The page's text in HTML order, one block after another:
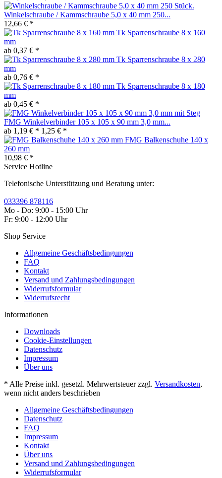
Winkelschraube / Kammschraube 5,0 x 40 mm 250...
12,66 € *
Tk Sparrenschraube 8 x 160
mm
ab 0,37 € *
Tk Sparrenschraube 8 x 280
mm
ab 0,76 € *
Tk Sparrenschraube 8 x 180
mm
ab 0,45 € *
FMG Winkelverbinder 105 x 105 x 90 mm 3,0 mm...
ab 1,19 € * 1,25 € *
FMG Balkenschuhe 140 x
260 mm
10,98 € *
Service Hotline
Telefonische Unterstützung und Beratung unter:
033396 878116
Mo - Do: 9:00 - 15:00 Uhr
Fr: 9:00 - 12:00 Uhr
Shop Service
Allgemeine Geschäftsbedingungen
FAQ
Kontakt
Versand und Zahlungsbedingungen
Widerrufsformular
Widerrufsrecht
Informationen
Downloads
Cookie-Einstellungen
Datenschutz
Impressum
Über uns
* Alle Preise inkl. gesetzl. Mehrwertsteuer zzgl. Versandkosten,
wenn nicht anders beschrieben
Allgemeine Geschäftsbedingungen
Datenschutz
FAQ
Impressum
Kontakt
Über uns
Versand und Zahlungsbedingungen
Widerrufsformular